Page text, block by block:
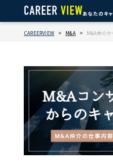
あなたのキ
CAREERVIEW > M&A > M&A仲介